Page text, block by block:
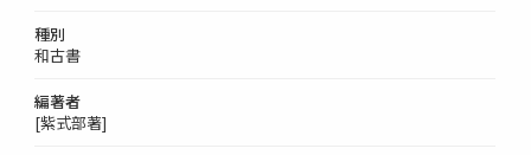
種別
和古書
編著者
[紫式部著]